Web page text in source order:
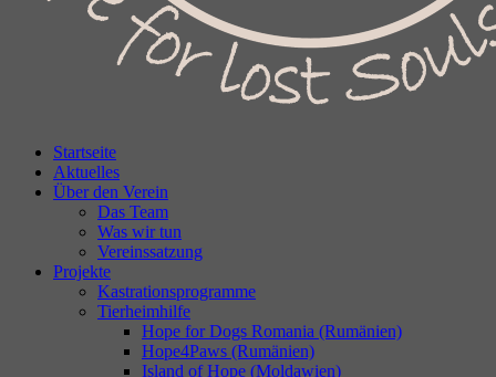
Startseite
Aktuelles
Über den Verein
Das Team
Was wir tun
Vereinssatzung
Projekte
Kastrationsprogramme
Tierheimhilfe
Hope for Dogs Romania (Rumänien)
Hope4Paws (Rumänien)
Island of Hope (Moldawien)